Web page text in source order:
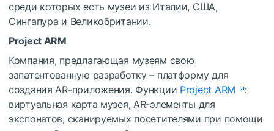
среди которых есть музеи из Италии, США,
Сингапура и Великобритании.
Project ARM
Компания, предлагающая музеям свою
запатентованную разработку – платформу для
создания AR-приложения. Функции Project ARM
:
виртуальная карта музея, AR-элементы для
экспонатов, сканируемых посетителями при помощи